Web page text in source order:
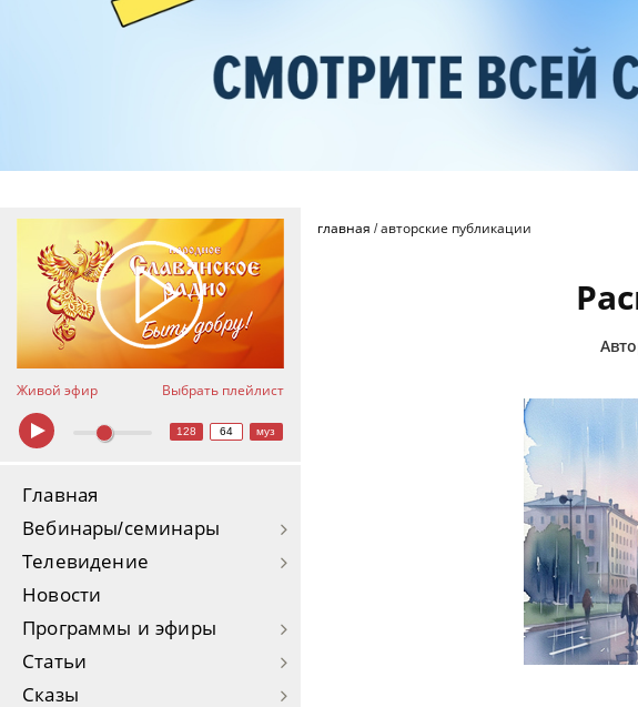
Живой эфир Выбрать плейлист
128 64 муз
Главная
Вебинары/семинары
Телевидение
Новости
Программы и эфиры
Статьи
Сказы
главная /авторские публикации